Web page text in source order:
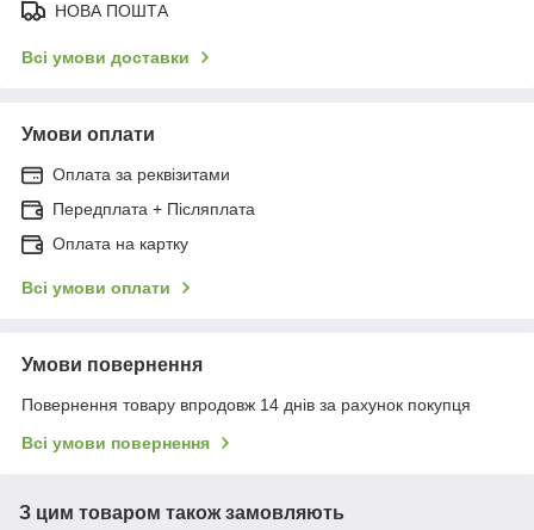
НОВА ПОШТА
Всі умови доставки
Умови оплати
Оплата за реквізитами
Передплата + Післяплата
Оплата на картку
Всі умови оплати
Умови повернення
Повернення товару впродовж 14 днів за рахунок покупця
Всі умови повернення
З цим товаром також замовляють